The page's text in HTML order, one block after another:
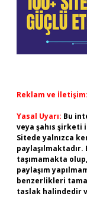
Reklam ve İletişim:
Yasal Uyarı: Bu
veya şahıs şirketi
Sitede yalnızca
taşımamakta
paylaşım
benzerlikleri
taslak halindedir